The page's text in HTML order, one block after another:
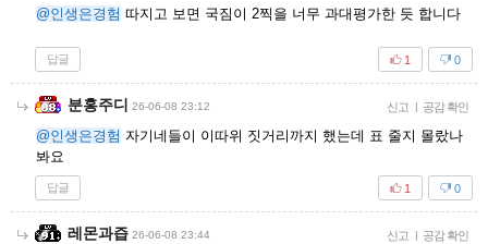
@인생은경험 따지고 보면 국짐이 2찍을 너무 과대평가한 듯 합니다
답글 0
1
분홍주디 26-06-08 23:12 신고 공감 확인
@인생은경험 자기네들이 이따위 짓거리까지 했는데 표 줄지 몰랐나
봐요
답글 0
1
레몬과즙 26-06-08 23:44 신고 공감 확인